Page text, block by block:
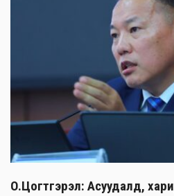
О.Цогтгэрэл: Асуудалд,